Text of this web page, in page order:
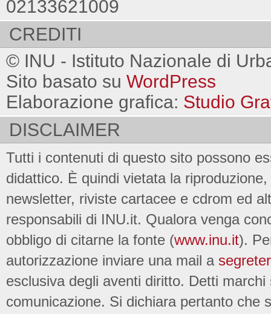
02133621009
CREDITI
© INU - Istituto Nazionale di
Sito basato su WordPress
Elaborazione grafica: Studio
DISCLAIMER
Tutti i contenuti di questo sito possono
didattico. È quindi vietata la
newsletter, riviste cartacee e cdrom ed
responsabili di INU.it. Qualora venga
obbligo di citarne la fonte (www.inu.it).
autorizzazione inviare una mail a
esclusiva degli aventi diritto. Detti
comunicazione. Si dichiara pertanto che